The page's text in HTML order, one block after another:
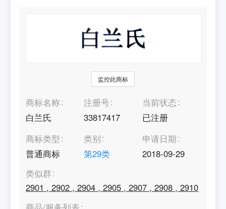
监控此商标
商标名称
白兰氏
注册号
33817417
当前状态
已注册
商标类型
普通商标
类别
第29类
申请日期
2018-09-29
类似群
2901 ,2902 ,2904 ,2905 ,2907 ,2908 ,2910